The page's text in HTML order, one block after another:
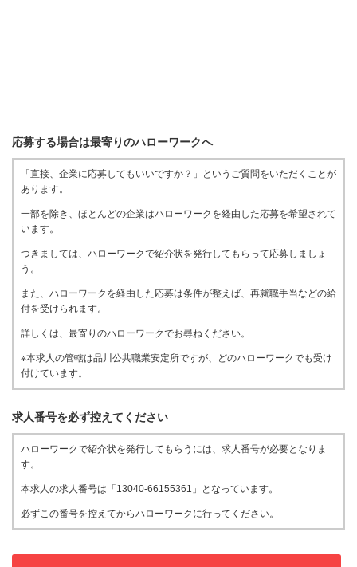
応募する場合は最寄りのハローワークへ
「直接、企業に応募してもいいですか？」というご質問をいただくことが
あります。
一部を除き、ほとんどの企業はハローワークを経由した応募を希望されて
います。
つきましては、ハローワークで紹介状を発行してもらって応募しましょ
う。
また、ハローワークを経由した応募は条件が整えば、再就職手当などの給
付を受けられます。
詳しくは、最寄りのハローワークでお尋ねください。
※本求人の管轄は品川公共職業安定所ですが、どのハローワークでも受け
付けています。
求人番号を必ず控えてください
ハローワークで紹介状を発行してもらうには、求人番号が必要となりま
す。
本求人の求人番号は「13040-66155361」となっています。
必ずこの番号を控えてからハローワークに行ってください。